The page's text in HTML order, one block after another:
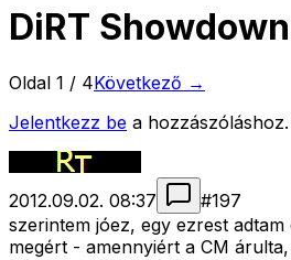
DiRT Showdown
Oldal 1 / 4Következő →
Jelentkezz be a hozzászóláshoz.
2012.09.02. 08:37 #197
szerintem jóez, egy ezrest
megért - amennyiért a CM